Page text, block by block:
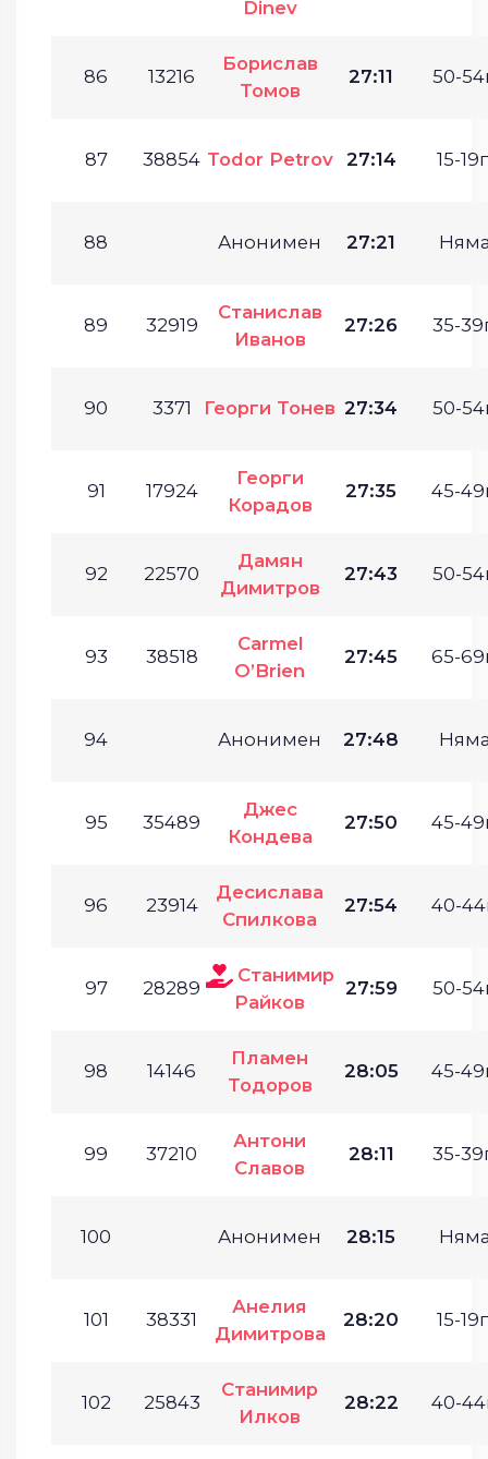
Dinev
86 13216
Борислав
Томов
27:11 50-
87 38854 Todor Petrov 27:14 15-
88 Анонимен 27:21
89 32919
Станислав
Иванов
27:26 35-
90 3371 Георги Тонев 27:34 50-
91 17924
Георги
Корадов
27:35 45-
92 22570
Дамян
Димитров
27:43 50-
93 38518
Carmel
O’Brien
27:45 65-
94 Анонимен 27:48
95 35489
Джес
Кондева
27:50 45-
96 23914
Десислава
Спилкова
27:54 40-
97 28289
Станимир
Райков
27:59 50-
98 14146
Пламен
Тодоров
28:05 45-
99 37210
Антони
Славов
28:11 35-
100 Анонимен 28:15
101 38331
Анелия
Димитрова
28:20 15-
102 25843
Станимир
Илков
28:22 40-